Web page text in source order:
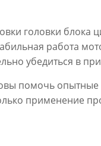
головки блока
работа
убедиться в
помочь
применение